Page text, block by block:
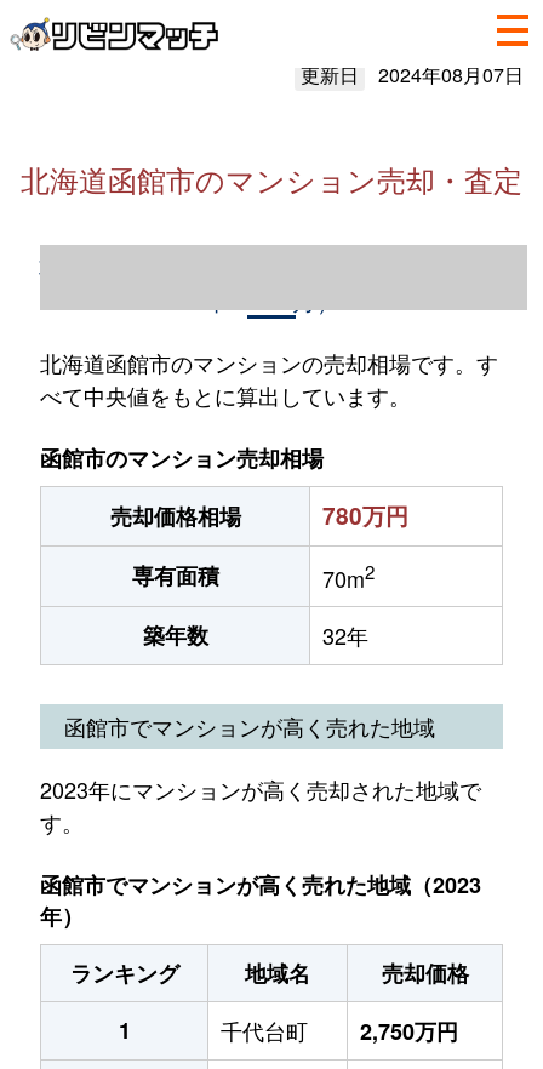
更新日 2024年08月07日
北海道函館市のマンション売却・査定
北海道函館市のマンション売却情報（2023
北海道函館市のマンションの売却相場です。す
べて中央値をもとに算出しています。
函館市のマンション売却相場
売却価格相場
780万円
専有面積 70m2
築年数 32年
函館市でマンションが高く売れた地域
2023年にマンションが高く売却された地域で
す。
函館市でマンションが高く売れた地域（2023
年）
ランキング
地域名
売却価格
1
千代台町
2,750万円